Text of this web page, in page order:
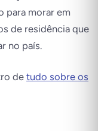
para morar em
de residência que
no país.
de tudo sobre os